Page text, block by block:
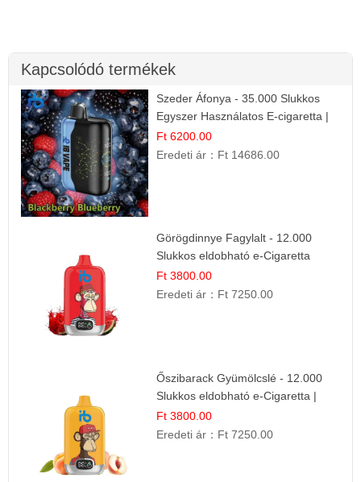
Kapcsolódó termékek
Szeder Áfonya - 35.000 Slukkos
Egyszer Használatos E-cigaretta |
Prémium Ízélmény
Ft 6200.00
Eredeti ár： Ft 14686.00
Görögdinnye Fagylalt - 12.000
Slukkos eldobható e-Cigaretta
Ft 3800.00
Eredeti ár： Ft 7250.00
Őszibarack Gyümölcslé - 12.000
Slukkos eldobható e-Cigaretta |
Friss Gyümölcs Íz
Ft 3800.00
Eredeti ár： Ft 7250.00